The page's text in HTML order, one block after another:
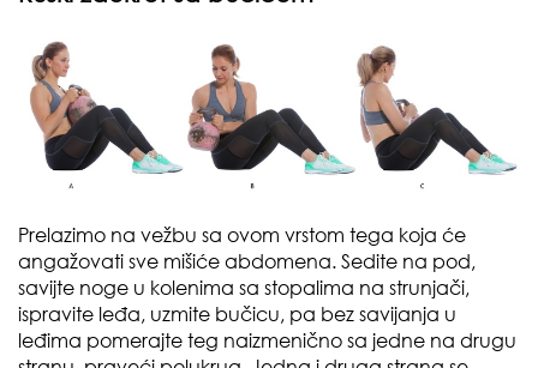
Prelazimo na vežbu sa ovom vrstom tega koja će
angažovati sve mišiće abdomena. Sedite na pod,
savijte noge u kolenima sa stopalima na strunjači,
ispravite leđa, uzmite bučicu, pa bez savijanja u
leđima pomerajte teg naizmenično sa jedne na drugu